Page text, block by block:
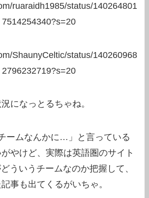
ruaraidh1985/status/140264801
7514254340?s=20
ShaunyCeltic/status/140260968
2796232719?s=20
になっとるちゃね。
ームなんかに…」と言っている
やけど、実際は英語圏のサイト
ういうチームなのか把握して、
事も出てくるがいちゃ。